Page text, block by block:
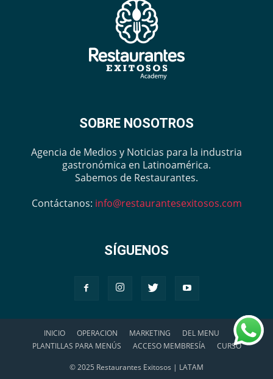
SOBRE NOSOTROS
Agencia de Medios y Noticias para la industria
gastronómica en Latinoamérica.
Sabemos de Restaurantes.
Contáctanos: info@restaurantesexitosos.com
SÍGUENOS
INICIO OPERACION MARKETING
DEL MENU
PLANTILLAS PARA MENÚS
ACCESO MEMBRESÍA CURSO
© 2025 Restaurantes Exitosos | LATAM